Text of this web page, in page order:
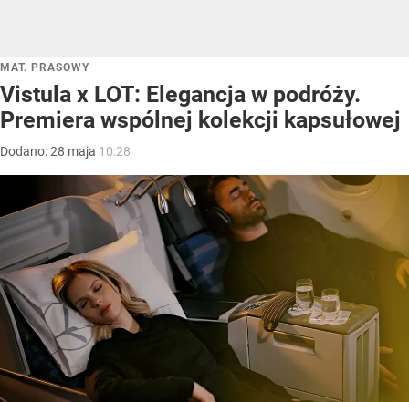
MAT. PRASOWY
Vistula x LOT: Elegancja w podróży.
Premiera wspólnej kolekcji kapsułowej
Dodano:28 maja 10:28